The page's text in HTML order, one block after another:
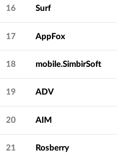
16 Surf
17 AppFox
18 mobile.SimbirSoft
19 ADV
20 AIM
21 Rosberry